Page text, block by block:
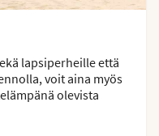
lapsiperheille että
voit aina myös
olevista